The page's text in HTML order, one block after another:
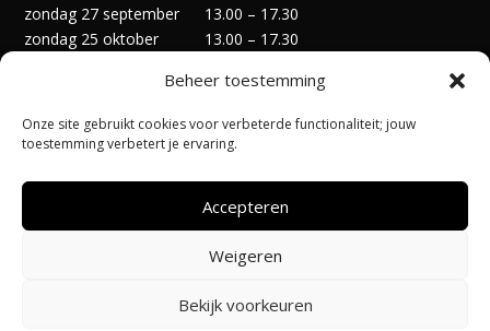
Beheer toestemming
Onze site gebruikt cookies voor verbeterde functionaliteit; jouw
toestemming verbetert je ervaring.
Accepteren
Weigeren
Bekijk voorkeuren
zondag 27 september
13.00 – 17.30
zondag 25 oktober
13.00 – 17.30
zondag 27 december
13.00 – 17.30
Privacyverklaring
Algemene Voorwaarden
Cookiebeleid (EU)